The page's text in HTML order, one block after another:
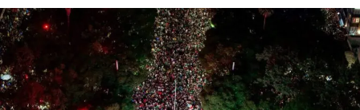
celebraciones en la capital.